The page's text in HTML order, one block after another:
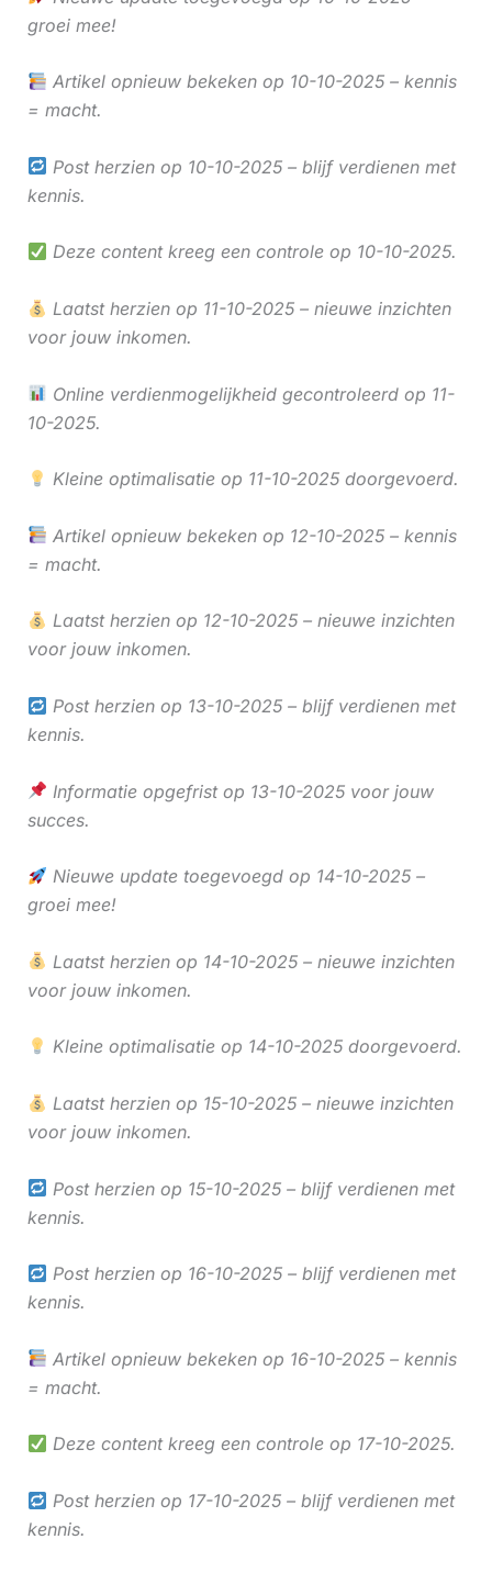
groei mee!
Artikel opnieuw bekeken op 10-10-2025 – kennis
= macht.
Post herzien op 10-10-2025 – blijf verdienen met
kennis.
Deze content kreeg een controle op 10-10-2025.
Laatst herzien op 11-10-2025 – nieuwe inzichten
voor jouw inkomen.
Online verdienmogelijkheid gecontroleerd op 11-
10-2025.
Kleine optimalisatie op 11-10-2025 doorgevoerd.
Artikel opnieuw bekeken op 12-10-2025 – kennis
= macht.
Laatst herzien op 12-10-2025 – nieuwe inzichten
voor jouw inkomen.
Post herzien op 13-10-2025 – blijf verdienen met
kennis.
Informatie opgefrist op 13-10-2025 voor jouw
succes.
Nieuwe update toegevoegd op 14-10-2025 –
groei mee!
Laatst herzien op 14-10-2025 – nieuwe inzichten
voor jouw inkomen.
Kleine optimalisatie op 14-10-2025 doorgevoerd.
Laatst herzien op 15-10-2025 – nieuwe inzichten
voor jouw inkomen.
Post herzien op 15-10-2025 – blijf verdienen met
kennis.
Post herzien op 16-10-2025 – blijf verdienen met
kennis.
Artikel opnieuw bekeken op 16-10-2025 – kennis
= macht.
Deze content kreeg een controle op 17-10-2025.
Post herzien op 17-10-2025 – blijf verdienen met
kennis.